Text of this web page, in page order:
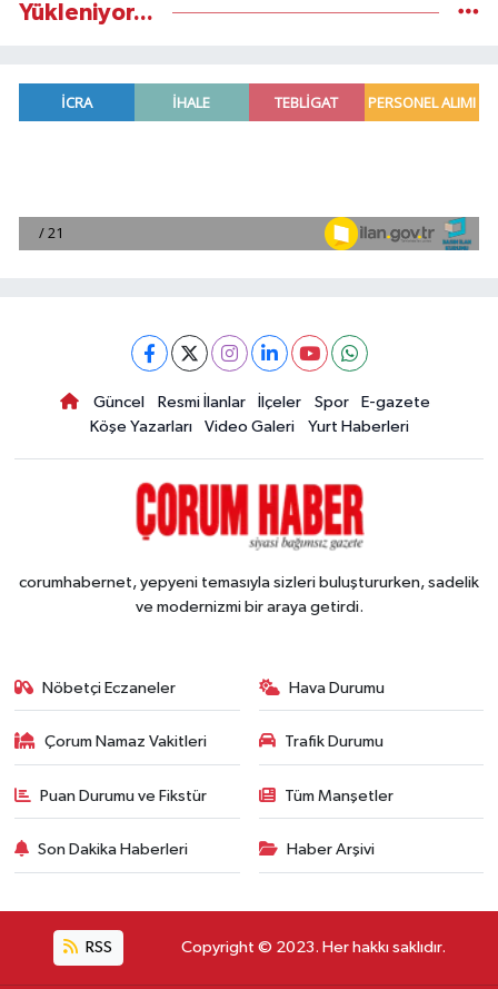
Yükleniyor...
Güncel Resmi İlanlar İlçeler Spor
E-gazete
Köşe Yazarları
Video Galeri Yurt Haberleri
corumhabernet, yepyeni temasıyla sizleri buluştururken, sadelik
ve modernizmi bir araya getirdi.
Nöbetçi Eczaneler Hava Durumu
Çorum Namaz Vakitleri Trafik Durumu
Puan Durumu ve Fikstür Tüm Manşetler
Son Dakika Haberleri Haber Arşivi
RSS Copyright © 2023. Her hakkı saklıdır.